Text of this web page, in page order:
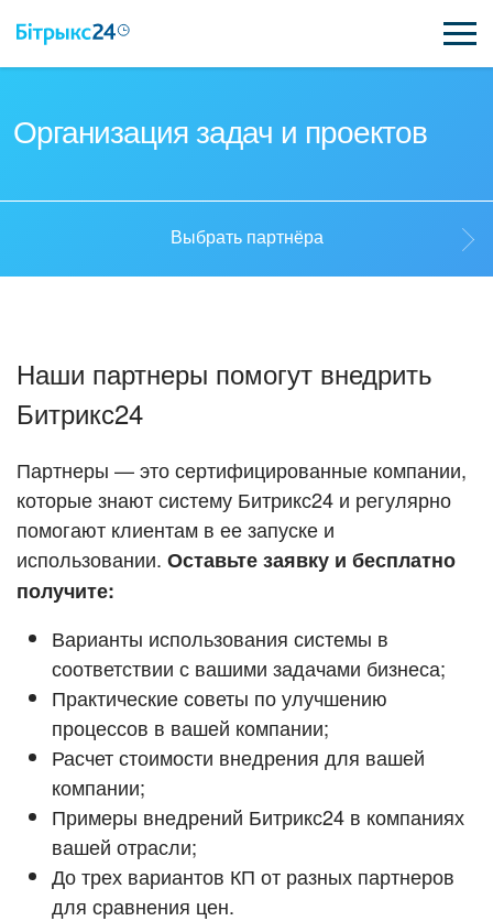
ПОДДЕРЖКА
ВХОД
ВХОД
Организация задач и проектов
Стать партнёром
Кейсы партнёров
Смотреть видеокейсы
Выбрать партнёра
Наши партнеры помогут внедрить
Битрикс24
Партнеры — это сертифицированные компании,
которые знают систему Битрикс24 и регулярно
помогают клиентам в ее запуске и
использовании. Оставьте заявку и бесплатно
получите:
Варианты использования системы в
соответствии с вашими задачами бизнеса;
Практические советы по улучшению
процессов в вашей компании;
Расчет стоимости внедрения для вашей
компании;
Примеры внедрений Битрикс24 в компаниях
вашей отрасли;
До трех вариантов КП от разных партнеров
для сравнения цен.